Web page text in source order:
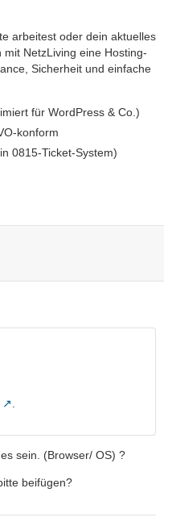
arbeitest oder dein aktuelles
NetzLiving eine Hosting-
Sicherheit und einfache
für WordPress & Co.)
konform
0815-Ticket-System)
.
sein. (Browser/ OS) ?
beifügen?